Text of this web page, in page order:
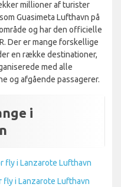
millioner af turister
Guasimeta Lufthavn på
og har den officielle
Der er mange forskellige
en række destinationer,
med alle
og afgående passagerer.
i
fly i Lanzarote Lufthavn
i Lanzarote Lufthavn